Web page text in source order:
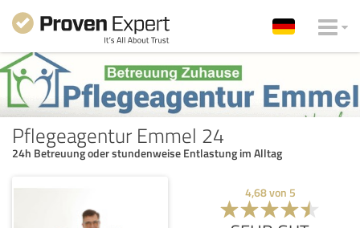
Pflegeagentur Emmel 24
24h Betreuung oder stundenweise Entlastung im Alltag
4,68von 5